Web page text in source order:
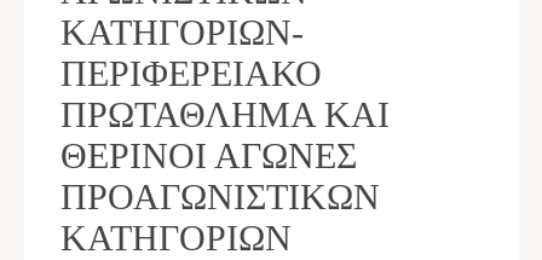
ΚΑΤΗΓΟΡΙΏΝ-
ΠΕΡΙΦΕΡΕΙΑΚΌ
ΠΡΩΤΆΘΛΗΜΑ ΚΑΙ
ΘΕΡΙΝΟΊ ΑΓΏΝΕΣ
ΠΡΟΑΓΩΝΙΣΤΙΚΏΝ
ΚΑΤΗΓΟΡΙΏΝ